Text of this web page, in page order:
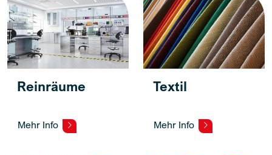
Reinräume
Mehr Info
Textil
Mehr Info